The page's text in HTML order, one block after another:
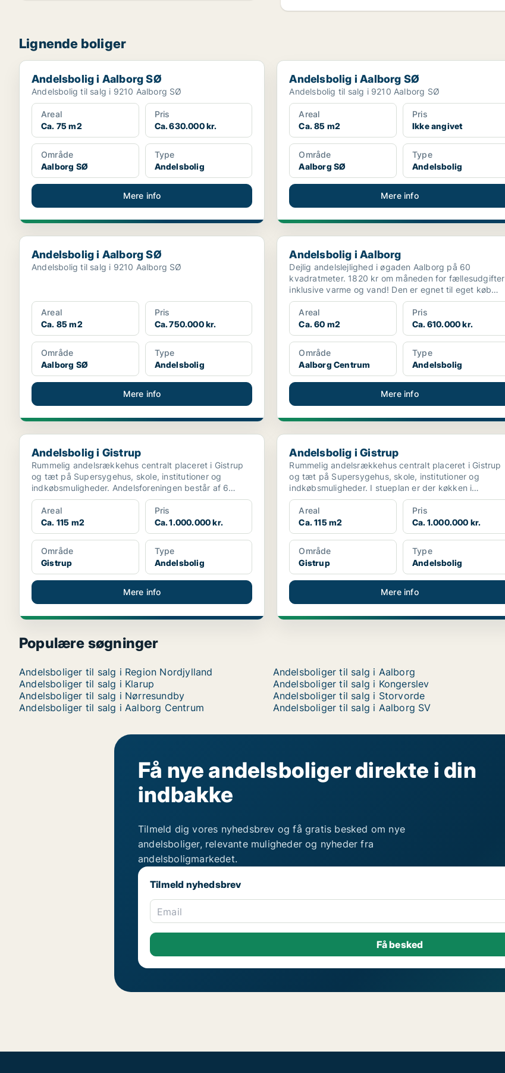
Lignende boliger
Andelsbolig i Aalborg SØ
Andelsbolig i Aalborg SØ
Andelsbolig til salg i 9210 Aalborg SØ
Areal
Ca. 75 m2
Pris
Ca. 630.000 kr.
Område
Aalborg SØ
Type
Andelsbolig
Mere info
Andelsbolig i Aalborg SØ
Andelsbolig i Aalborg SØ
Andelsbolig til salg i 9210 Aalborg SØ
Areal
Ca. 85 m2
Pris
Ikke angivet
Område
Aalborg SØ
Type
Andelsbolig
Mere info
Andelsbolig i Aalborg SØ
Andelsbolig i Aalborg SØ
Andelsbolig til salg i 9210 Aalborg SØ
Areal
Ca. 85 m2
Pris
Ca. 750.000 kr.
Område
Aalborg SØ
Type
Andelsbolig
Mere info
Andelsbolig i Aalborg
Andelsbolig i Aalborg
Dejlig andelslejlighed i øgaden Aalborg på 60
kvadratmeter. 1820 kr om måneden for fællesudgifter
inklusive varme og vand! Den er egnet til eget køb
eller fo...
Areal
Ca. 60 m2
Pris
Ca. 610.000 kr.
Område
Aalborg Centrum
Type
Andelsbolig
Mere info
Andelsbolig i Gistrup
Andelsbolig i Gistrup
Rummelig andelsrækkehus centralt placeret i Gistrup
og tæt på Supersygehus, skole, institutioner og
indkøbsmuligheder. Andelsforeningen består af 6
andele o...
Areal
Ca. 115 m2
Pris
Ca. 1.000.000 kr.
Område
Gistrup
Type
Andelsbolig
Mere info
Andelsbolig i Gistrup
Andelsbolig i Gistrup
Rummelig andelsrækkehus centralt placeret i Gistrup
og tæt på Supersygehus, skole, institutioner og
indkøbsmuligheder. I stueplan er der køkken i
forbindels...
Areal
Ca. 115 m2
Pris
Ca. 1.000.000 kr.
Område
Gistrup
Type
Andelsbolig
Mere info
Populære søgninger
Andelsboliger til salg i Region Nordjylland Andelsboliger til salg i Aalborg
Andelsboliger til salg i Klarup
Andelsboliger til salg i Kongerslev
Andelsboliger til salg i Nørresundby
Andelsboliger til salg i Storvorde
Andelsboliger til salg i Aalborg Centrum
Andelsboliger til salg i Aalborg SV
Få nye andelsboliger direkte i din
indbakke
Tilmeld dig vores nyhedsbrev og få gratis besked om nye
andelsboliger, relevante muligheder og nyheder fra
andelsboligmarkedet.
Tilmeld nyhedsbrev
Email